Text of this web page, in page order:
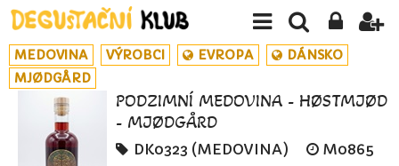
MEDOVINA VÝROBCI EVROPA
DÁNSKO
MJØDGÅRD
PODZIMNÍ MEDOVINA - HØSTMJØD
- MJØDGÅRD
DK0323 (MEDOVINA) M0865